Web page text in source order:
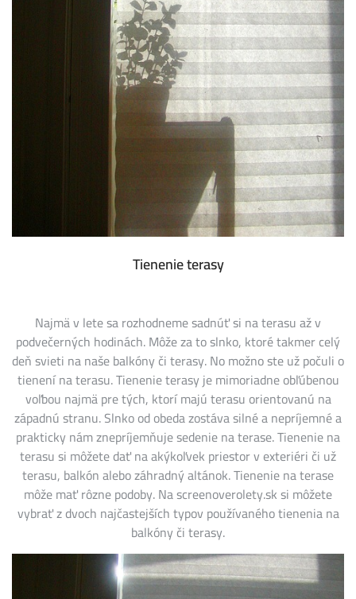
Tienenie terasy
Najmä v lete sa rozhodneme sadnúť si na terasu až v
podvečerných hodinách. Môže za to slnko, ktoré takmer celý
deň svieti na naše balkóny či terasy. No možno ste už počuli o
tienení na terasu. Tienenie terasy je mimoriadne obľúbenou
voľbou najmä pre tých, ktorí majú terasu orientovanú na
západnú stranu. Slnko od obeda zostáva silné a nepríjemné a
prakticky nám znepríjemňuje sedenie na terase. Tienenie na
terasu si môžete dať na akýkoľvek priestor v exteriéri či už
terasu, balkón alebo záhradný altánok.Tienenie na terase
môže mať rôzne podoby. Na screenoverolety.sk si môžete
vybrať z dvoch najčastejších typov používaného tienenia na
balkóny či terasy.